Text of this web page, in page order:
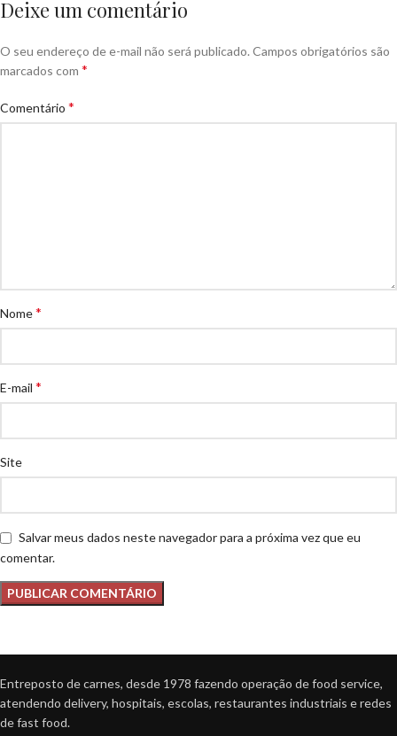
Deixe um comentário
O seu endereço de e-mail não será publicado. Campos obrigatórios são
marcados com *
Comentário *
Nome*
E-mail *
Site
Salvar meus dados neste navegador para a próxima vez que eu
comentar.
Entreposto de carnes, desde 1978 fazendo operação de food service,
atendendo delivery, hospitais, escolas, restaurantes industriais e redes
de fast food.